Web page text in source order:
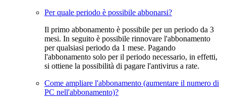
Per quale periodo è possibile abbonarsi?
Il primo abbonamento è possibile per un periodo da 3
mesi. In seguito è possibile rinnovare l'abbonamento
per qualsiasi periodo da 1 mese. Pagando
l'abbonamento solo per il periodo necessario, in effetti,
si ottiene la possibilità di pagare l'antivirus a rate.
Come ampliare l'abbonamento (aumentare il numero di
PC nell'abbonamento)?